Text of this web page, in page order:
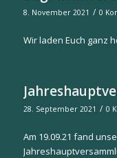
8. November 2021 / 0
Wir laden Euch ganz
28. September 2021 / 0
Am 19.09.21 fand